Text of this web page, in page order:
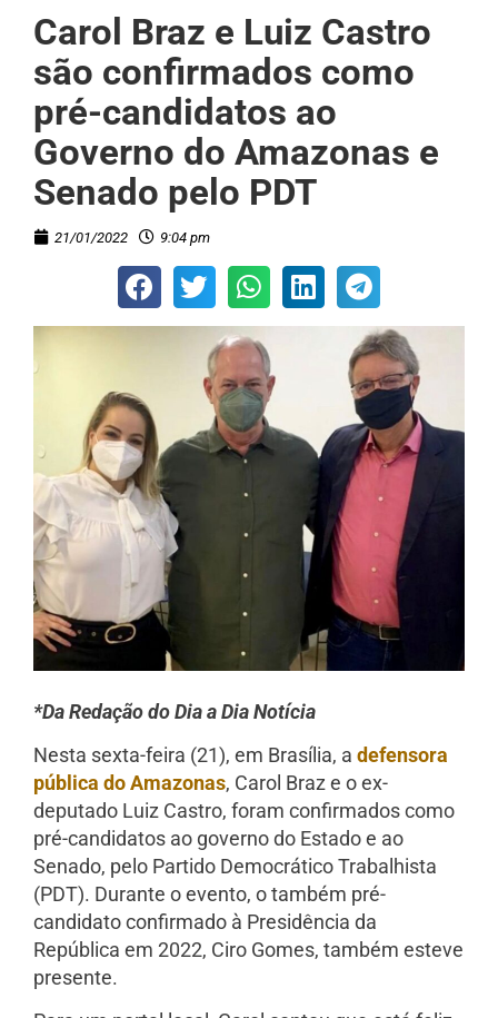
Carol Braz e Luiz Castro
são confirmados como
pré-candidatos ao
Governo do Amazonas e
Senado pelo PDT
21/01/2022 9:04 pm
*Da Redação do Dia a Dia Notícia
Nesta sexta-feira (21), em Brasília, a defensora
pública do Amazonas, Carol Braz e o ex-
deputado Luiz Castro, foram confirmados como
pré-candidatos ao governo do Estado e ao
Senado, pelo Partido Democrático Trabalhista
(PDT). Durante o evento, o também pré-
candidato confirmado à Presidência da
República em 2022, Ciro Gomes, também esteve
presente.